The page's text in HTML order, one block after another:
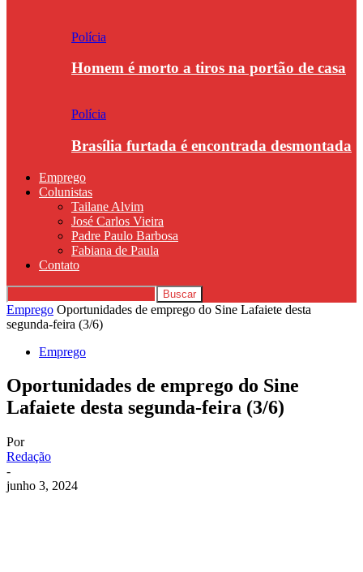
Polícia
Homem é morto a tiros na portão de casa
Polícia
Brasília furtada é encontrada desmontada
Emprego
Colunistas
Tailane Alvim
José Carlos Vieira
Padre Paulo Barbosa
Fabiana de Paula
Contato
Emprego Oportunidades de emprego do Sine Lafaiete desta
segunda-feira (3/6)
Emprego
Oportunidades de emprego do Sine
Lafaiete desta segunda-feira (3/6)
Por
Redação
-
junho 3, 2024